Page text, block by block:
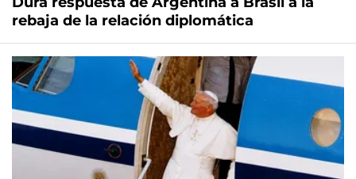
rebaja de la relación diplomática